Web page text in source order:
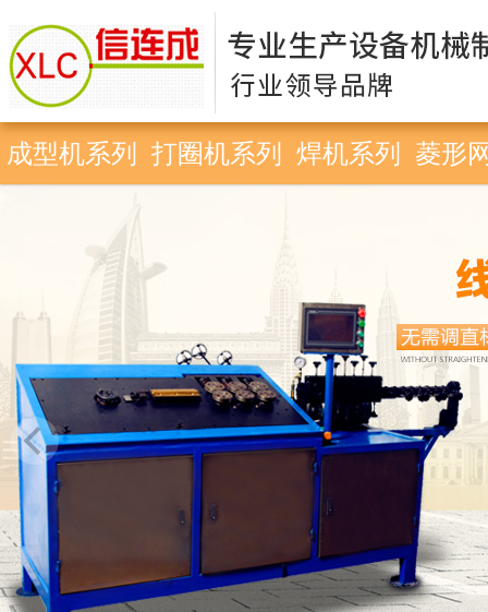
成型机系列 打圈机系列 焊机系列 菱形